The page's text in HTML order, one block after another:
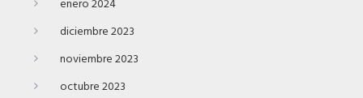
enero 2024
diciembre 2023
noviembre 2023
octubre 2023